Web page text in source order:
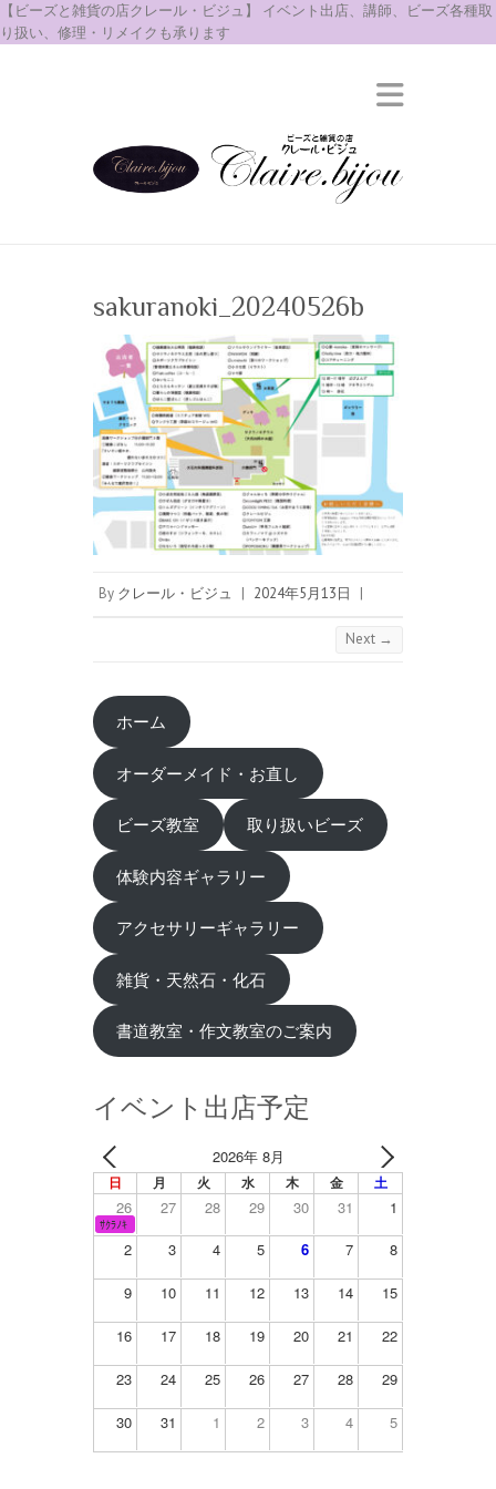
【ビーズと雑貨の店クレール・ビジュ】 イベント出店、講師、ビーズ各種取
り扱い、修理・リメイクも承ります
sakuranoki_20240526b
By クレール・ビジュ | 2024年5月13日 |
Next →
ホーム
オーダーメイド・お直し
ビーズ教室 取り扱いビーズ
体験内容ギャラリー
アクセサリーギャラリー
雑貨・天然石・化石
書道教室・作文教室のご案内
イベント出店予定
2026年 8月
日 月 火 水 木 金 土
26 27 28 29 30 31 1
ｻｸﾗﾉｷ
2 3 4 5 6 7 8
9 10 11 12 13 14 15
16 17 18 19 20 21 22
23 24 25 26 27 28 29
30 31 1 2 3 4 5